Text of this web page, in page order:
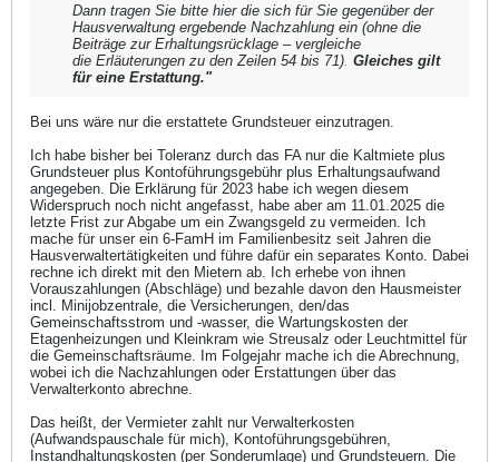
Dann tragen Sie bitte hier die sich für Sie gegenüber der
Hausverwaltung ergebende Nachzahlung ein (ohne die
Beiträge zur Erhaltungsrücklage – vergleiche
die Erläuterungen zu den Zeilen 54 bis 71). Gleiches gilt
für eine Erstattung."
Bei uns wäre nur die erstattete Grundsteuer einzutragen.
Ich habe bisher bei Toleranz durch das FA nur die Kaltmiete plus
Grundsteuer plus Kontoführungsgebühr plus Erhaltungsaufwand
angegeben. Die Erklärung für 2023 habe ich wegen diesem
Widerspruch noch nicht angefasst, habe aber am 11.01.2025 die
letzte Frist zur Abgabe um ein Zwangsgeld zu vermeiden. Ich
mache für unser ein 6-FamH im Familienbesitz seit Jahren die
Hausverwaltertätigkeiten und führe dafür ein separates Konto. Dabei
rechne ich direkt mit den Mietern ab. Ich erhebe von ihnen
Vorauszahlungen (Abschläge) und bezahle davon den Hausmeister
incl. Minijobzentrale, die Versicherungen, den/das
Gemeinschaftsstrom und -wasser, die Wartungskosten der
Etagenheizungen und Kleinkram wie Streusalz oder Leuchtmittel für
die Gemeinschaftsräume. Im Folgejahr mache ich die Abrechnung,
wobei ich die Nachzahlungen oder Erstattungen über das
Verwalterkonto abrechne.
Das heißt, der Vermieter zahlt nur Verwalterkosten
(Aufwandspauschale für mich), Kontoführungsgebühren,
Instandhaltungskosten (per Sonderumlage) und Grundsteuern. Die